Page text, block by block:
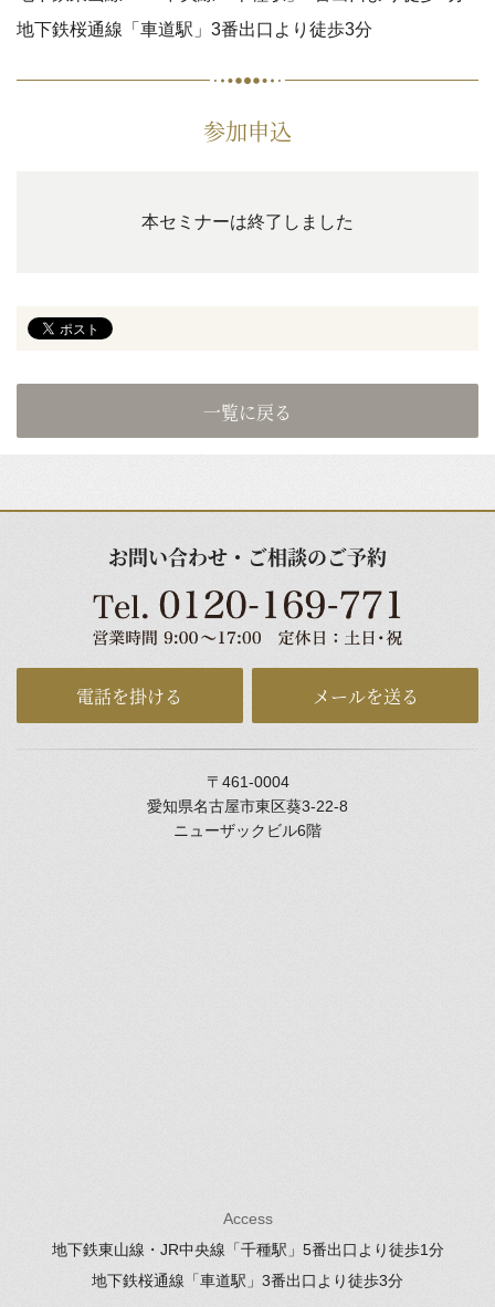
地下鉄桜通線「車道駅」3番出口より徒歩3分
参加申込
本セミナーは終了しました
一覧に戻る
お問い合わせ・ご相談のご予約
電話を掛ける メールを送る
〒461-0004
愛知県名古屋市東区葵3-22-8
ニューザックビル6階
Access
地下鉄東山線・JR中央線「千種駅」 5番出口より徒歩1分
地下鉄桜通線「車道駅」 3番出口より徒歩3分